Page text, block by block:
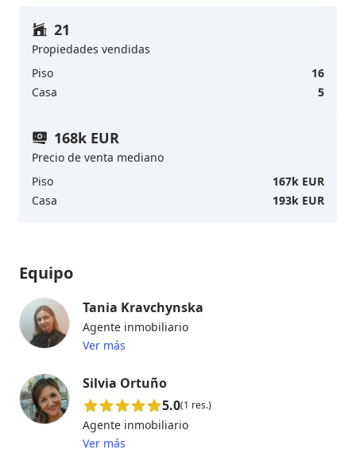
21
Propiedades vendidas
Piso
16
Casa
5
168k EUR
Precio de venta mediano
Piso
167k EUR
Casa
193k EUR
Equipo
Tania Kravchynska
Agente inmobiliario
Ver más
Silvia Ortuño
5.0(1 res.)
Agente inmobiliario
Ver más